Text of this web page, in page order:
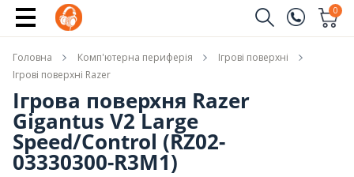
(096)
(044)
0
Ім'я
Телефон
Головна Комп'ютерна периферія
Ігрові поверхні
Ігрові поверхні Razer
Ігрова поверхня Razer
Gigantus V2 Large
Speed/Control (RZ02-
03330300-R3M1)
Купити